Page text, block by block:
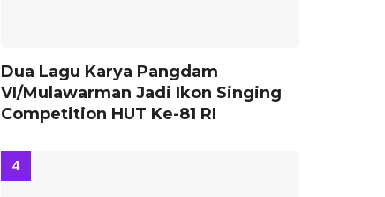
Dua Lagu Karya Pangdam
VI/Mulawarman Jadi Ikon Singing
Competition HUT Ke-81 RI